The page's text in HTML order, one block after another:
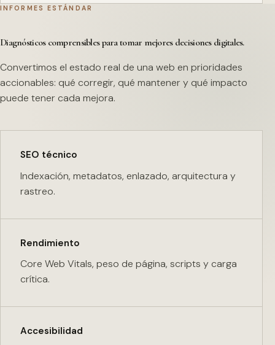
INFORMES ESTÁNDAR
Diagnósticos comprensibles para tomar mejores decisiones digitales.
Convertimos el estado real de una web en prioridades
accionables: qué corregir, qué mantener y qué impacto
puede tener cada mejora.
SEO técnico
Indexación, metadatos, enlazado, arquitectura y
rastreo.
Rendimiento
Core Web Vitals, peso de página, scripts y carga
crítica.
Accesibilidad